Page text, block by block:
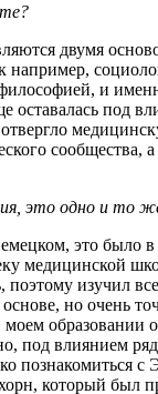
двумя
например,
и
под
это одно и то
это было
медицинской
изучил
но очень
под влиянием
познакомиться
который был